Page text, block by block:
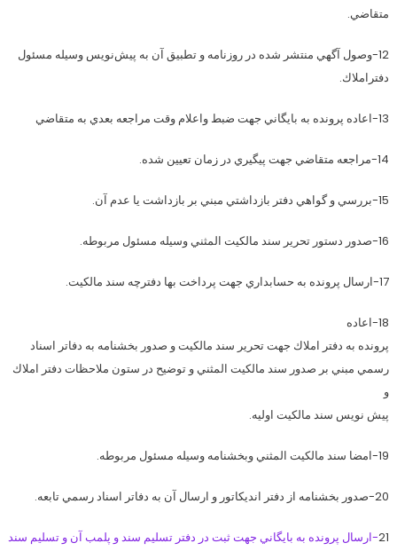
متقاضي.
12-وصول آگهي منتشر شده در روزنامه و تطبيق آن به پيش‌نويس وسيله مسئول
دفتراملاك.
13-اعاده پرونده به بايگاني جهت ضبط واعلام وقت مراجعه بعدي به متقاضي
14-مراجعه متقاضي جهت پيگيري در زمان تعيين شده.
15-بررسي و گواهي دفتر بازداشتي مبني بر بازداشت يا عدم آن.
16-صدور دستور تحرير سند مالكيت المثني وسيله مسئول مربوطه.
17-ارسال پرونده به حسابداري جهت پرداخت بها دفترچه سند مالكيت.
18-اعاده
پرونده به دفتر املاك جهت تحرير سند مالكيت و صدور بخشنامه به دفاتر اسناد
رسمي مبني بر صدور سند مالكيت المثني و توضيح در ستون ملاحظات دفتر املاك
و
پيش نويس سند مالكيت اوليه.
19-امضا سند مالكيت المثني وبخشنامه وسيله مسئول مربوطه.
20-صدور بخشنامه از دفتر انديكاتور و ارسال آن به دفاتر اسناد رسمي تابعه.
21-ارسال پرونده به بايگاني جهت ثبت در دفتر تسليم سند و پلمب آن و تسليم سند